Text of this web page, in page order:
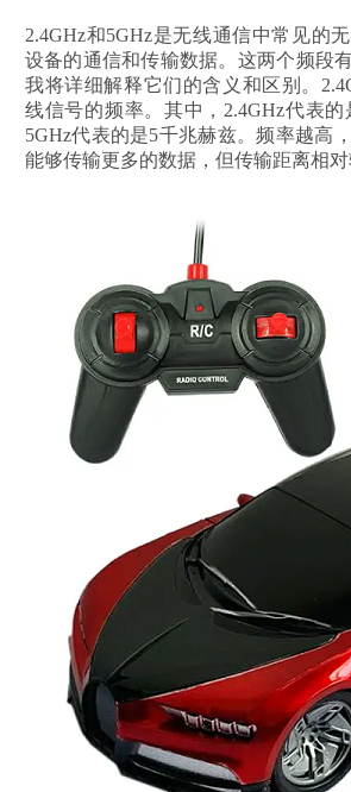
2.4GHz和5GHz是无线通信中常见的
设备的通信和传输数据。这两个频段
我将详细解释它们的含义和区别。
线信号的频率。其中，2.4GHz代表的
5GHz代表的是5千兆赫兹。频率越高
能够传输更多的数据，但传输距离相对